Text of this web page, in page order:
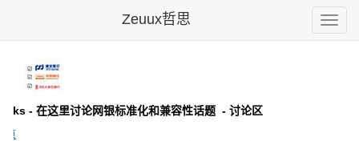
Toggle
Zeuux哲思
- 在这里讨论网银标准化和兼容性话题 - 讨论区
页